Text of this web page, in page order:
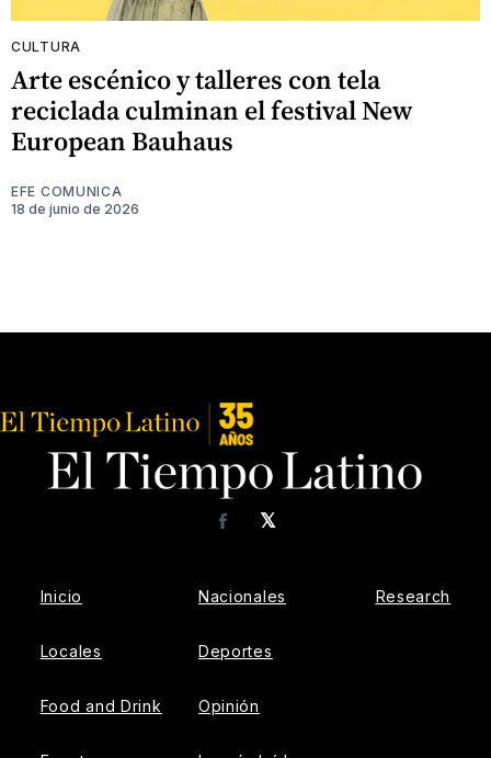
CULTURA
Arte escénico y talleres con tela
reciclada culminan el festival New
European Bauhaus
EFE COMUNICA
18 de junio de 2026
𝕏
Facebook
Inicio
Locales
Food and Drink
Nacionales
Deportes
Opinión
Research